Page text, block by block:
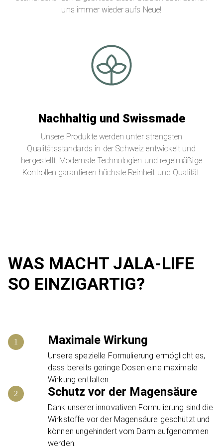
uns immer wieder aufs Neue!
Nachhaltig und Swissmade
Unsere Produkte werden unter strengsten
Qualitätsstandards in der Schweiz entwickelt und
hergestellt. Modernste Technologien und regelmäßige
Kontrollen garantieren höchste Reinheit und Qualität.
WAS MACHT JALA-LIFE
SO EINZIGARTIG?
Maximale Wirkung
Unsere spezielle Formulierung ermöglicht es,
dass bereits geringe Dosen eine maximale
Wirkung entfalten.
Schutz vor der Magensäure
Dank unserer innovativen Formulierung sind die
Wirkstoffe vor der Magensäure geschützt und
können ungehindert vom Darm aufgenommen
werden.